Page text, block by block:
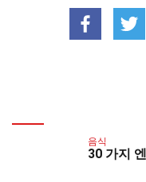
음식
30 가지